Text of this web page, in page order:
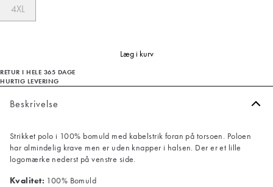
4XL
Læg i kurv
RETUR I HELE 365 DAGE
HURTIG LEVERING
Beskrivelse
Strikket polo i 100% bomuld med kabelstrik foran på torsoen. Poloen
har almindelig krave men er uden knapper i halsen. Der er et lille
logomærke nederst på venstre side.
Kvalitet: 100% Bomuld